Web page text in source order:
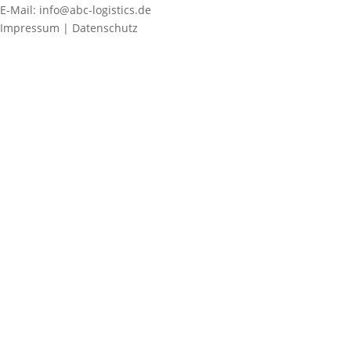
E-Mail: info@abc-logistics.de
Impressum | Datenschutz